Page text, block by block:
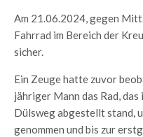
Am 21.06.2024, gegen
Fahrrad im Bereich der
sicher.
Ein Zeuge hatte zuvor
jähriger Mann das Rad,
Dülsweg abgestellt stand,
genommen und bis zur